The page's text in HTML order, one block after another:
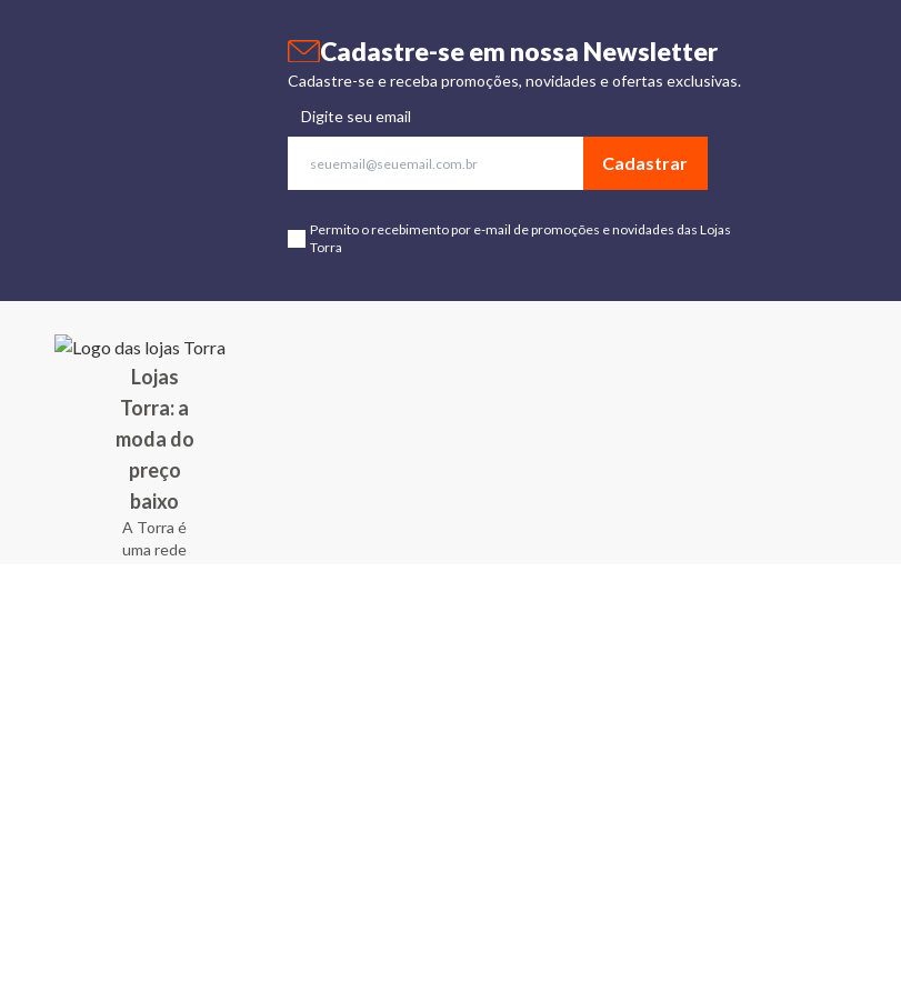
Cadastre-se em nossa Newsletter
Cadastre-se e receba promoções, novidades e ofertas exclusivas.
Digite seu email
Cadastrar
Permito o recebimento por e-mail de promoções e novidades das Lojas
Torra
Lojas
Torra: a
moda do
preço
baixo
A Torra é
uma rede